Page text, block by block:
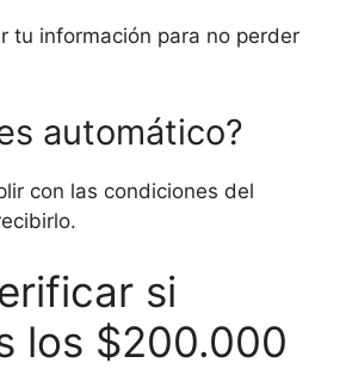
tu información para no perder
automático?
con las condiciones del
si
los $200.000